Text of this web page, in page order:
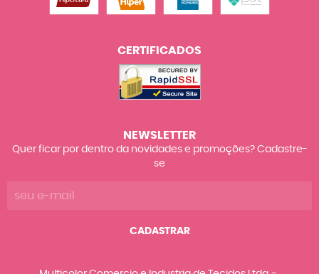
CERTIFICADOS
NEWSLETTER
Quer ficar por dentro da novidades e promoções? Cadastre-
se
CADASTRAR